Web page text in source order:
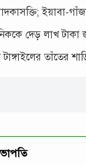
ইয়াবা-
দেড় লাখ টাকা
তাঁতের